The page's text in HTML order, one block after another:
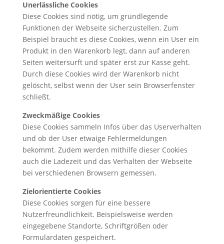
Unerlässliche Cookies
Diese Cookies sind nötig, um grundlegende
Funktionen der Webseite sicherzustellen. Zum
Beispiel braucht es diese Cookies, wenn ein User ein
Produkt in den Warenkorb legt, dann auf anderen
Seiten weitersurft und später erst zur Kasse geht.
Durch diese Cookies wird der Warenkorb nicht
gelöscht, selbst wenn der User sein Browserfenster
schließt.
Zweckmäßige Cookies
Diese Cookies sammeln Infos über das Userverhalten
und ob der User etwaige Fehlermeldungen
bekommt. Zudem werden mithilfe dieser Cookies
auch die Ladezeit und das Verhalten der Webseite
bei verschiedenen Browsern gemessen.
Zielorientierte Cookies
Diese Cookies sorgen für eine bessere
Nutzerfreundlichkeit. Beispielsweise werden
eingegebene Standorte, Schriftgrößen oder
Formulardaten gespeichert.